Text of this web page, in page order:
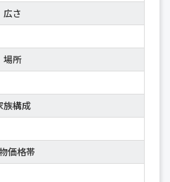
広さ
場所
族構成
価格帯